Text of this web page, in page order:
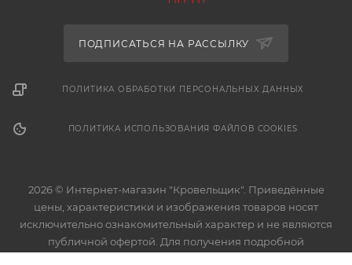
ПОДПИСАТЬСЯ НА РАССЫЛКУ
ПОЛИТИКА ОБРАБОТКИ ПЕРСОНАЛЬНЫХ ДАННЫХ
ПОЛИТИКА ИСПОЛЬЗОВАНИЯ ФАЙЛОВ COOKIES
2026 © Интернет-магазин "Кровельщик". Приведённые
цены, характеристики и изображения товаров носят
исключительно ознакомительный характер и не являются
публичной офертой. Для получения подробной